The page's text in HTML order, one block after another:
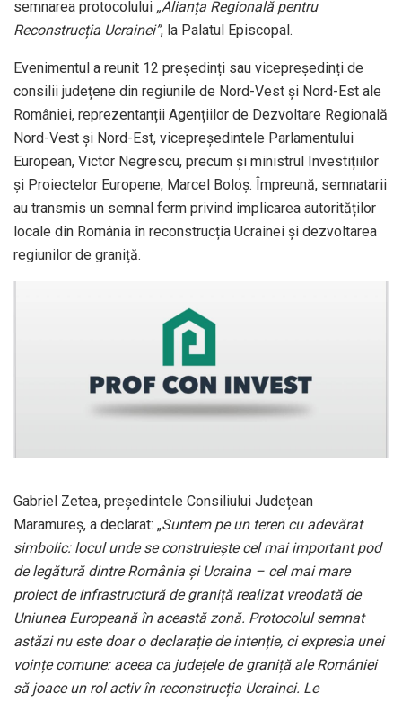
semnarea protocolului „Alianța Regională pentru
Reconstrucția Ucrainei”, la Palatul Episcopal.
Evenimentul a reunit 12 președinți sau vicepreședinți de
consilii județene din regiunile de Nord-Vest și Nord-Est ale
României, reprezentanții Agențiilor de Dezvoltare Regională
Nord-Vest și Nord-Est, vicepreședintele Parlamentului
European, Victor Negrescu, precum și ministrul Investițiilor
și Proiectelor Europene, Marcel Boloș. Împreună, semnatarii
au transmis un semnal ferm privind implicarea autorităților
locale din România în reconstrucția Ucrainei și dezvoltarea
regiunilor de graniță.
Gabriel Zetea, președintele Consiliului Județean
Maramureș, a declarat: „Suntem pe un teren cu adevărat
simbolic: locul unde se construiește cel mai important pod
de legătură dintre România și Ucraina – cel mai mare
proiect de infrastructură de graniță realizat vreodată de
Uniunea Europeană în această zonă. Protocolul semnat
astăzi nu este doar o declarație de intenție, ci expresia unei
voințe comune: aceea ca județele de graniță ale României
să joace un rol activ în reconstrucția Ucrainei. Le